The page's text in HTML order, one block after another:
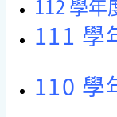
112 學年
111 學
110 學